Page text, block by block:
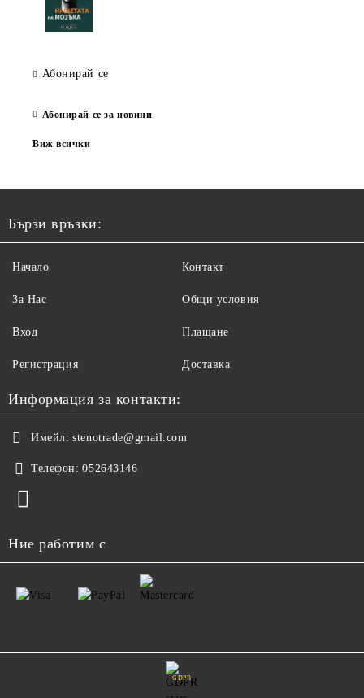
Абонирай се
Абонирай се за новини
Виж всички
Бързи връзки:
Начало
За Нас
Вход
Регистрация
Контакт
Общи условия
Плащане
Доставка
Информация за контакти:
Имейл: stenotrade@gmail.com
Телефон: 052643146
Ние работим с
GDPR